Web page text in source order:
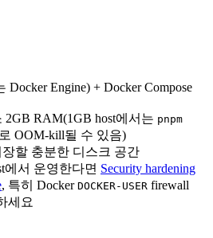
Docker Engine) + Docker Compose
RAM(1GB host에서는 pnpm
OOM-kill될 수 있음)
할 충분한 디스크 공간
에서 운영한다면 Security hardening
, 특히 Docker DOCKER-USER firewall
세요